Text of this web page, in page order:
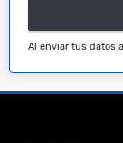
Al enviar tus datos